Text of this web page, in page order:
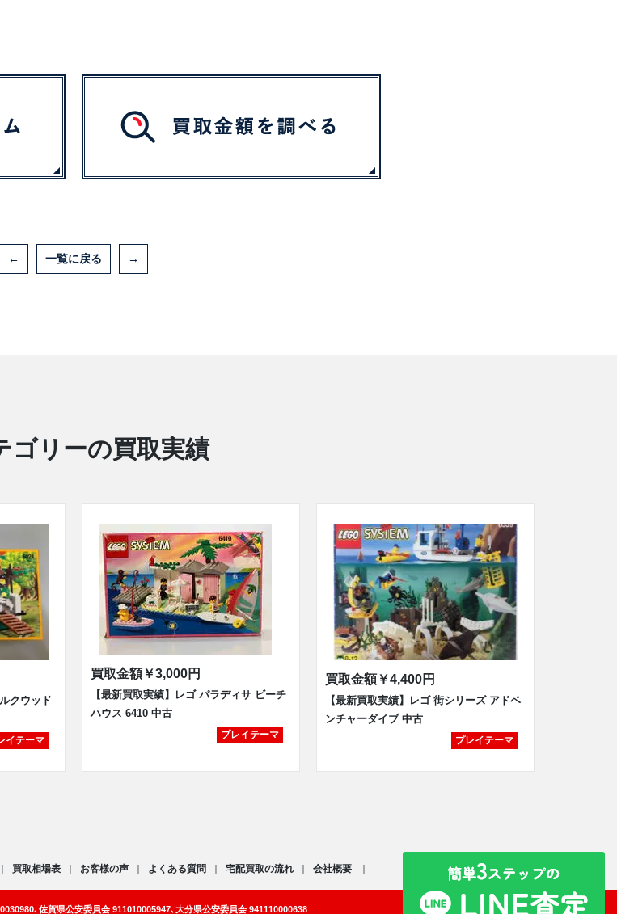
← 一覧に戻る →
ゴリーの買取実績
クウッド
イテーマ
買取金額￥3,000円
【最新買取実績】レゴ パラディサ ビーチ
ハウス 6410 中古
プレイテーマ
買取金額￥4,400円
【最新買取実績】レゴ 街シリーズ アドベ
ンチャーダイブ 中古
プレイテーマ
買取相場表 お客様の声 よくある質問 宅配買取の流れ 会社概要
､佐賀県公安委員会 911010005947､大分県公安委員会 941110000638